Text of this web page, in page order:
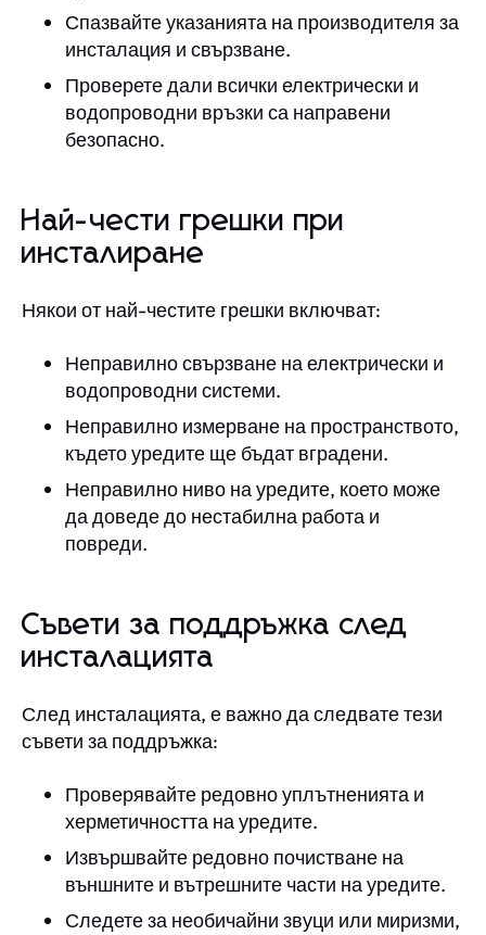
Спазвайте указанията на производителя за
инсталация и свързване.
Проверете дали всички електрически и
водопроводни връзки са направени
безопасно.
Най-чести грешки при
инсталиране
Някои от най-честите грешки включват:
Неправилно свързване на електрически и
водопроводни системи.
Неправилно измерване на пространството,
където уредите ще бъдат вградени.
Неправилно ниво на уредите, което може
да доведе до нестабилна работа и
повреди.
Съвети за поддръжка след
инсталацията
След инсталацията, е важно да следвате тези
съвети за поддръжка:
Проверявайте редовно уплътненията и
херметичността на уредите.
Извършвайте редовно почистване на
външните и вътрешните части на уредите.
Следете за необичайни звуци или миризми,